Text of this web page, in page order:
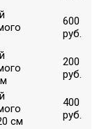
600
руб.
200
руб.
см
400
руб.